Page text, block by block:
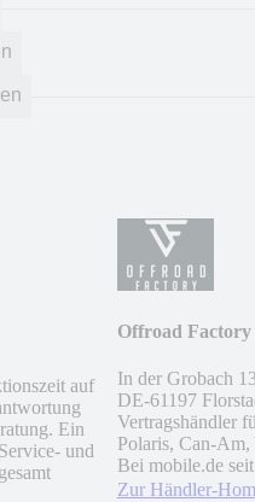
auf
Ein
und
Offroad Factory
In der Grobach 13
DE-61197
Vertragshändler
Polaris, Can-Am,
Bei mobile.de seit
Zur Händler-